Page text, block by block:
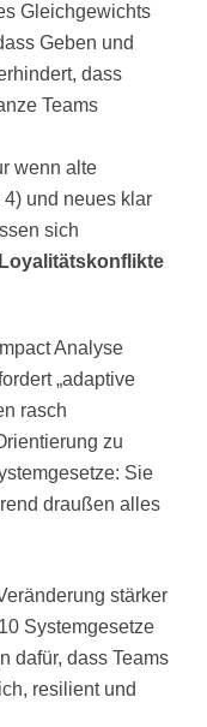
Gleichgewichts
Geben und
dass
Teams
wenn alte
und neues klar
sich
Loyalitätskonflikte
Analyse
„adaptive
rasch
zu
Sie
draußen alles
stärker
Systemgesetze
dafür, dass Teams
resilient und